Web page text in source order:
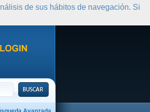
de sus hábitos de navegación. Si